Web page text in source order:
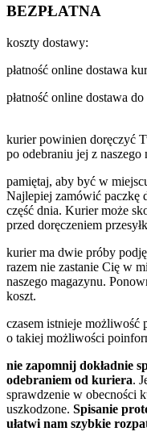
BEZPŁATNA
koszty dostawy:
płatność online dostawa
płatność online dostawa
kurier powinien doręczyć
po odebraniu jej z naszego
pamiętaj, aby być w
Najlepiej zamówić paczkę
część dnia. Kurier może
przed doręczeniem
kurier ma dwie próby
razem nie zastanie Cię w
naszego magazynu.
koszt.
czasem istnieje możliwość
o takiej możliwości
nie zapomnij dokładnie
odebraniem od kuriera.
sprawdzenie w obecności
uszkodzone. Spisanie
ułatwi nam szybkie